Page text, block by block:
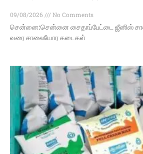
09/08/2026
No Comments
சென்னை:சென்னை சைதாப்பேட்டை ஜீனிஸ்
வரை சாலையோர கடைகள்